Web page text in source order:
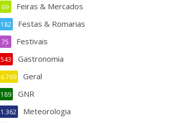
Feiras & Mercados
69
Festas & Romarias
182
Festivais
75
Gastronomia
543
Geral
6.769
GNR
189
Meteorologia
1.362